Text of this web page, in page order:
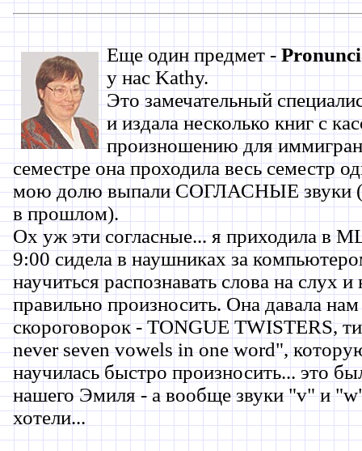
Еще один предмет -
у нас Kathy.
Это замечательный
и издала несколько книг с
произношению для
семестре она проходила весь семестр
мою долю выпали СОГЛАСНЫЕ звуки
в прошлом).
Ох уж эти согласные... я приходила в
9:00 сидела в наушниках за
научиться распознавать слова на слух и
правильно произносить. Она давала
скороговорок - TONGUE TWISTERS,
never seven vowels in one word",
научилась быстро произносить... это
нашего Эмиля - а вообще звуки "v" и
хотели...